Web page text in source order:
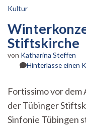
Kultur
Stiftskirche
von Katharina Steffen
Hinterlasse einen
Fortissimo vor dem
der Tübinger
Sinfonie Tübingen